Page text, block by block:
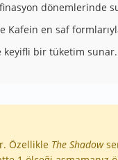
dönemlerinde
Kafein en saf
bir tüketim sunar.
Özellikle The Shadow